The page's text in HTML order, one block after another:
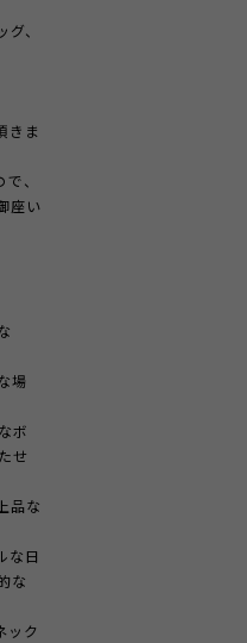
、
きま
、
座い
場
ボ
せ
品な
な日
な
ック